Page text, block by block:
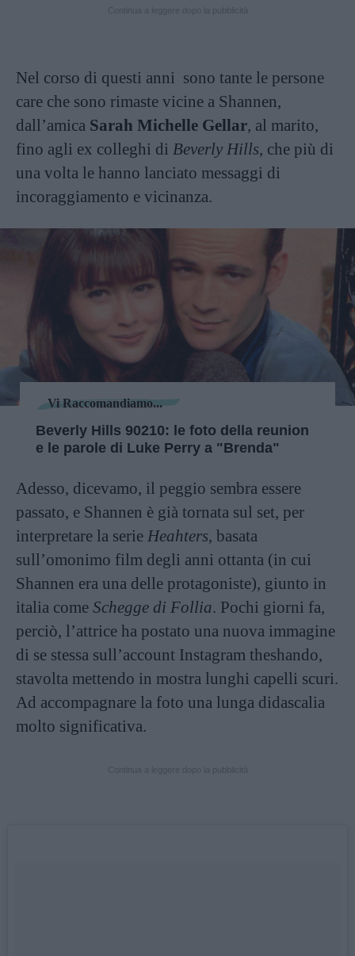
Nel corso di questi anni sono tante le persone
care che sono rimaste vicine a Shannen,
dall’amica Sarah Michelle Gellar, al marito,
fino agli ex colleghi di Beverly Hills, che più di
una volta le hanno lanciato messaggi di
incoraggiamento e vicinanza.
Vi Raccomandiamo...
Beverly Hills 90210: le foto della reunion
e le parole di Luke Perry a "Brenda"
Adesso, dicevamo, il peggio sembra essere
passato, e Shannen è già tornata sul set, per
interpretare la serie Heahters, basata
sull’omonimo film degli anni ottanta (in cui
Shannen era una delle protagoniste), giunto in
italia come Schegge di Follia. Pochi giorni fa,
perciò, l’attrice ha postato una nuova immagine
di se stessa sull’account Instagram theshando,
stavolta mettendo in mostra lunghi capelli scuri.
Ad accompagnare la foto una lunga didascalia
molto significativa.